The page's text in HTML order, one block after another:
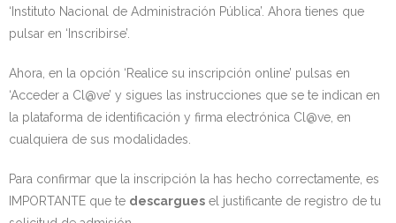
‘Instituto Nacional de Administración Pública’. Ahora tienes que
pulsar en ‘Inscribirse’.
Ahora, en la opción ‘Realice su inscripción online’ pulsas en
‘Acceder a Cl@ve’ y sigues las instrucciones que se te indican en
la plataforma de identificación y firma electrónica Cl@ve, en
cualquiera de sus modalidades.
Para confirmar que la inscripción la has hecho correctamente, es
IMPORTANTE que te descargues el justificante de registro de tu